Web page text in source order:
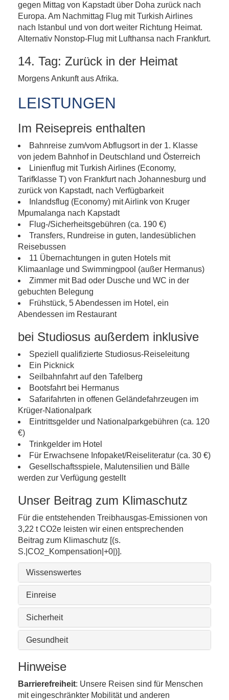
gegen Mittag von Kapstadt über Doha zurück nach
Europa. Am Nachmittag Flug mit Turkish Airlines
nach Istanbul und von dort weiter Richtung Heimat.
Alternativ Nonstop-Flug mit Lufthansa nach Frankfurt.
14. Tag: Zurück in der Heimat
Morgens Ankunft aus Afrika.
LEISTUNGEN
Im Reisepreis enthalten
Bahnreise zum/vom Abflugsort in der 1. Klasse
von jedem Bahnhof in Deutschland und Österreich
Linienflug mit Turkish Airlines (Economy,
Tarifklasse T) von Frankfurt nach Johannesburg und
zurück von Kapstadt, nach Verfügbarkeit
Inlandsflug (Economy) mit Airlink von Kruger
Mpumalanga nach Kapstadt
Flug-/Sicherheitsgebühren (ca. 190 €)
Transfers, Rundreise in guten, landesüblichen
Reisebussen
11 Übernachtungen in guten Hotels mit
Klimaanlage und Swimmingpool (außer Hermanus)
Zimmer mit Bad oder Dusche und WC in der
gebuchten Belegung
Frühstück, 5 Abendessen im Hotel, ein
Abendessen im Restaurant
bei Studiosus außerdem inklusive
Speziell qualifizierte Studiosus-Reiseleitung
Ein Picknick
Seilbahnfahrt auf den Tafelberg
Bootsfahrt bei Hermanus
Safarifahrten in offenen Geländefahrzeugen im
Krüger-Nationalpark
Eintrittsgelder und Nationalparkgebühren (ca. 120
€)
Trinkgelder im Hotel
Für Erwachsene Infopaket/Reiseliteratur (ca. 30 €)
Gesellschaftsspiele, Malutensilien und Bälle
werden zur Verfügung gestellt
Unser Beitrag zum Klimaschutz
Für die entstehenden Treibhausgas-Emissionen von
3,22 t CO2e leisten wir einen entsprechenden
Beitrag zum Klimaschutz [(s.
S.|CO2_Kompensation|+0|)].
Wissenswertes
Einreise
Sicherheit
Gesundheit
Hinweise
Barrierefreiheit: Unsere Reisen sind für Menschen
mit eingeschränkter Mobilität und anderen